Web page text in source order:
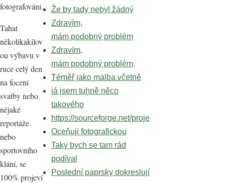
fotografování.
Tahat
několikakilov
ou výbavu v
ruce celý den
na focení
svatby nebo
nějaké
reportáže
nebo
sportovního
klání, se
100% projeví
Že by tady nebyl žádný
Zdravím,
mám podobný problém
Zdravím,
mám podobný problém,
Téměř jako malba včetně
já jsem tuhně něco
takového
https://sourceforge.net/proje
Oceňuji fotografickou
Taky bych se tam rád
podíval
Poslední paprsky dokreslují